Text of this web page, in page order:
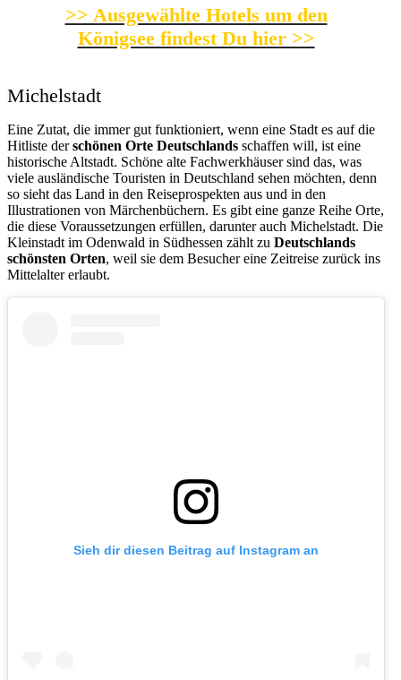
>> Ausgewählte Hotels um den
Königsee findest Du hier >>
Michelstadt
Eine Zutat, die immer gut funktioniert, wenn eine Stadt es auf die
Hitliste derschönen Orte Deutschlands schaffen will, ist eine
historische Altstadt. Schöne alte Fachwerkhäuser sind das, was
viele ausländische Touristen in Deutschland sehen möchten, denn
so sieht das Land in den Reiseprospekten aus und in den
Illustrationen von Märchenbüchern. Es gibt eine ganze Reihe Orte,
die diese Voraussetzungen erfüllen, darunter auch Michelstadt. Die
Kleinstadt im Odenwald in Südhessen zählt zu Deutschlands
schönsten Orten, weil sie dem Besucher eine Zeitreise zurück ins
Mittelalter erlaubt.
Sieh dir diesen Beitrag auf Instagram an